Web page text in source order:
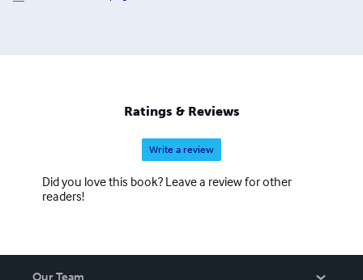
Ratings & Reviews
Write a review
Did you love this book? Leave a review for other
readers!